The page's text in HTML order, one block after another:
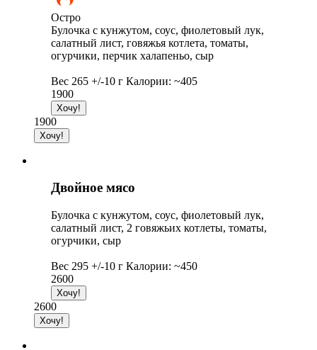
Остро
Булочка с кунжутом, соус, фиолетовый лук,
салатный лист, говяжья котлета, томаты,
огурчики, перчик халапеньо, сыр
Вес 265 +/-10 г Калории: ~405
1900
1900
Двойное мясо
Булочка с кунжутом, соус, фиолетовый лук,
салатный лист, 2 говяжьих котлеты, томаты,
огурчики, сыр
Вес 295 +/-10 г Калории: ~450
2600
2600